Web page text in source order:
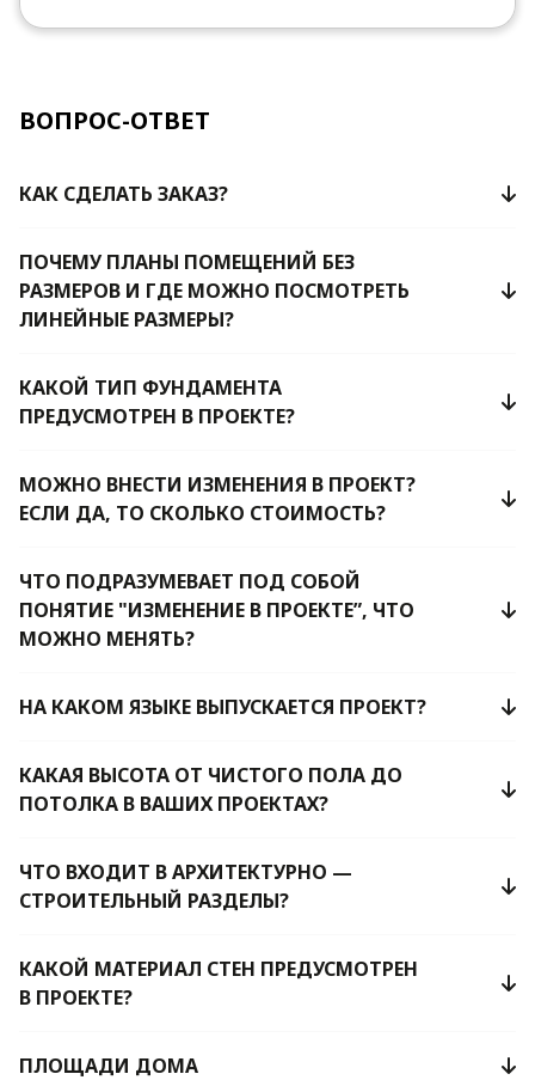
ВОПРОС-ОТВЕТ
КАК СДЕЛАТЬ ЗАКАЗ?
ПОЧЕМУ ПЛАНЫ ПОМЕЩЕНИЙ БЕЗ
РАЗМЕРОВ И ГДЕ МОЖНО ПОСМОТРЕТЬ
ЛИНЕЙНЫЕ РАЗМЕРЫ?
КАКОЙ ТИП ФУНДАМЕНТА
ПРЕДУСМОТРЕН В ПРОЕКТЕ?
МОЖНО ВНЕСТИ ИЗМЕНЕНИЯ В ПРОЕКТ?
ЕСЛИ ДА, ТО СКОЛЬКО СТОИМОСТЬ?
ЧТО ПОДРАЗУМЕВАЕТ ПОД СОБОЙ
ПОНЯТИЕ "ИЗМЕНЕНИЕ В ПРОЕКТЕ”, ЧТО
МОЖНО МЕНЯТЬ?
НА КАКОМ ЯЗЫКЕ ВЫПУСКАЕТСЯ ПРОЕКТ?
КАКАЯ ВЫСОТА ОТ ЧИСТОГО ПОЛА ДО
ПОТОЛКА В ВАШИХ ПРОЕКТАХ?
ЧТО ВХОДИТ В АРХИТЕКТУРНО —
СТРОИТЕЛЬНЫЙ РАЗДЕЛЫ?
КАКОЙ МАТЕРИАЛ СТЕН ПРЕДУСМОТРЕН
В ПРОЕКТЕ?
ПЛОЩАДИ ДОМА